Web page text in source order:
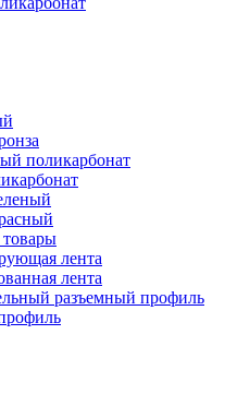
поликарбонат
лента
лента
разъемный профиль